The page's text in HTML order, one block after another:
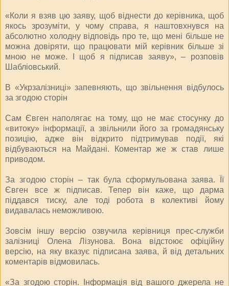
«Коли я взяв цю заяву, щоб віднести до керівника, щоб
якось зрозуміти, у чому справа, я наштовхнувся на
абсолютно холодну відповідь про те, що мені більше не
можна довіряти, що працювати мій керівник більше зі
мною не може. І щоб я підписав заяву», – розповів
Шабліовський.
В «Укрзалізниці» запевняють, що звільнення відбулось
за згодою сторін
Сам Євген наполягає на тому, що не має стосунку до
«витоку» інформації, а звільнили його за громадянську
позицію, адже він відкрито підтримував події, які
відбуваються на Майдані. Коментар же ж став лише
приводом.
За згодою сторін – так була сформульована заява. Її
Євген все ж підписав. Тепер він каже, що дарма
піддався тиску, але тоді робота в колективі йому
видавалась неможливою.
Зовсім іншу версію озвучила керівниця прес-служби
залізниці Олена Лізунова. Вона відстоює офіційну
версію, на яку вказує підписана заява, й від детальних
коментарів відмовилась.
«За згодою сторін. Інформація від вашого джерела не